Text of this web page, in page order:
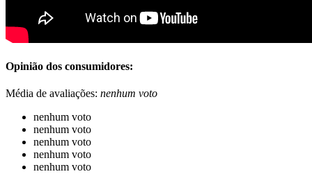
Opinião dos consumidores:
Média de avaliações: nenhum voto
nenhum voto
nenhum voto
nenhum voto
nenhum voto
nenhum voto